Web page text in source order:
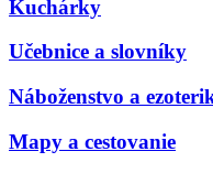
Kuchárky
Učebnice a slovníky
Náboženstvo a
Mapy a cestovanie